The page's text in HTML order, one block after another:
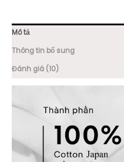
Mô tả
Thông tin bổ sung
Đánh giá (10)